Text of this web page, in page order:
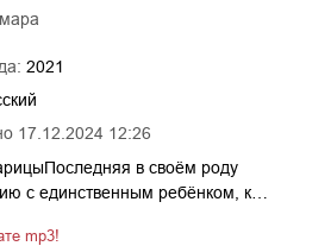
17.12.2024 12:26
2021
в своём роду
с единственным ребёнком, к…
mp3!